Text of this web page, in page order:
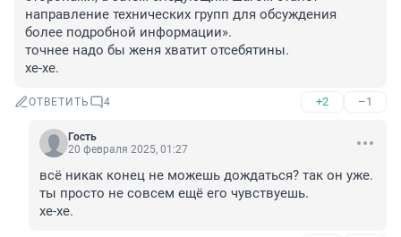
направление технических групп для обсуждения
более подробной информации».
точнее надо бы женя хватит отсебятины.
хе-хе.
ОТВЕТИТЬ 4 +2 –1
Гость
20 февраля 2025, 01:27
всё никак конец не можешь дождаться? так он уже.
ты просто не совсем ещё его чувствуешь.
хе-хе.